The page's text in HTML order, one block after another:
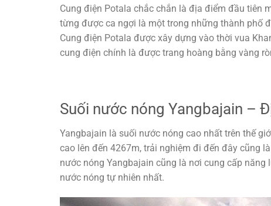
Cung điện Potala chắc chắn là địa điểm đầu tiên
từng được ca ngợi là một trong những thành phố
Cung điện Potala được xây dựng vào thời vua
cung điện chính là được trang hoàng bằng vàng
Suối nước nóng Yangbajain –
Yangbajain là suối nước nóng cao nhất trên thế
cao lên đến 4267m, trải nghiệm đi đến đây cũng
nước nóng Yangbajain cũng là nơi cung cấp
nước nóng tự nhiên nhất.